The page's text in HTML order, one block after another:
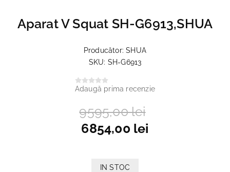
Aparat V Squat SH-G6913,SHUA
Producător: SHUA
SKU: SH-G6913
Adaugă prima recenzie
9595,00 lei
6854,00 lei
IN STOC